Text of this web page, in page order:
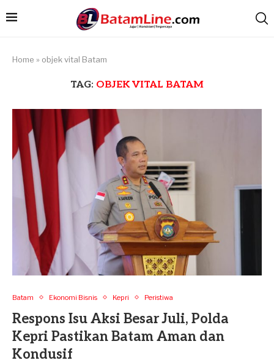
Home » objek vital Batam
TAG: OBJEK VITAL BATAM
Batam Ekonomi Bisnis Kepri Peristiwa
Respons Isu Aksi Besar Juli, Polda
Kepri Pastikan Batam Aman dan
Kondusif